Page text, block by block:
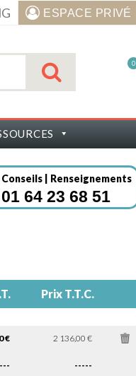
ESPACE PRIVÉ
0
Conseils | Renseignements
01 64 23 68 51
Prix T.T.C.
€ 2 136,00 €
-----